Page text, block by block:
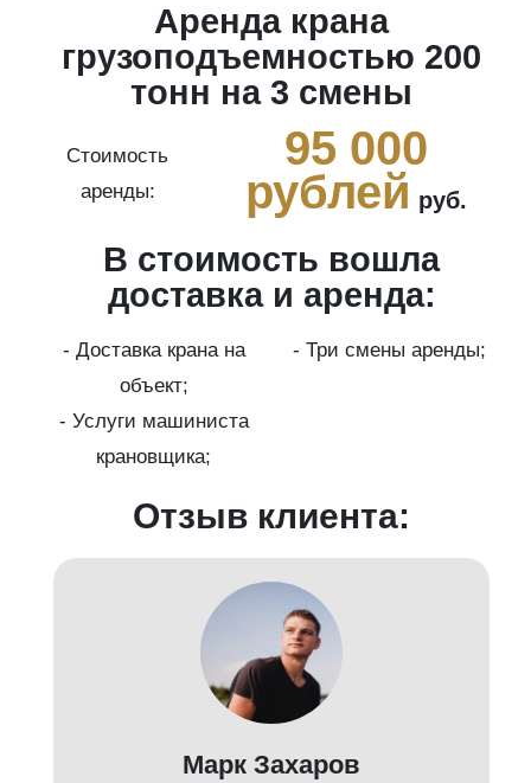
Аренда крана
грузоподъемностью 200
тонн на 3 смены
Стоимость
аренды:
95 000
рублей руб.
В стоимость вошла
доставка и аренда:
- Доставка крана на
объект;
- Три смены аренды;
- Услуги машиниста
крановщика;
Отзыв клиента:
Марк Захаров